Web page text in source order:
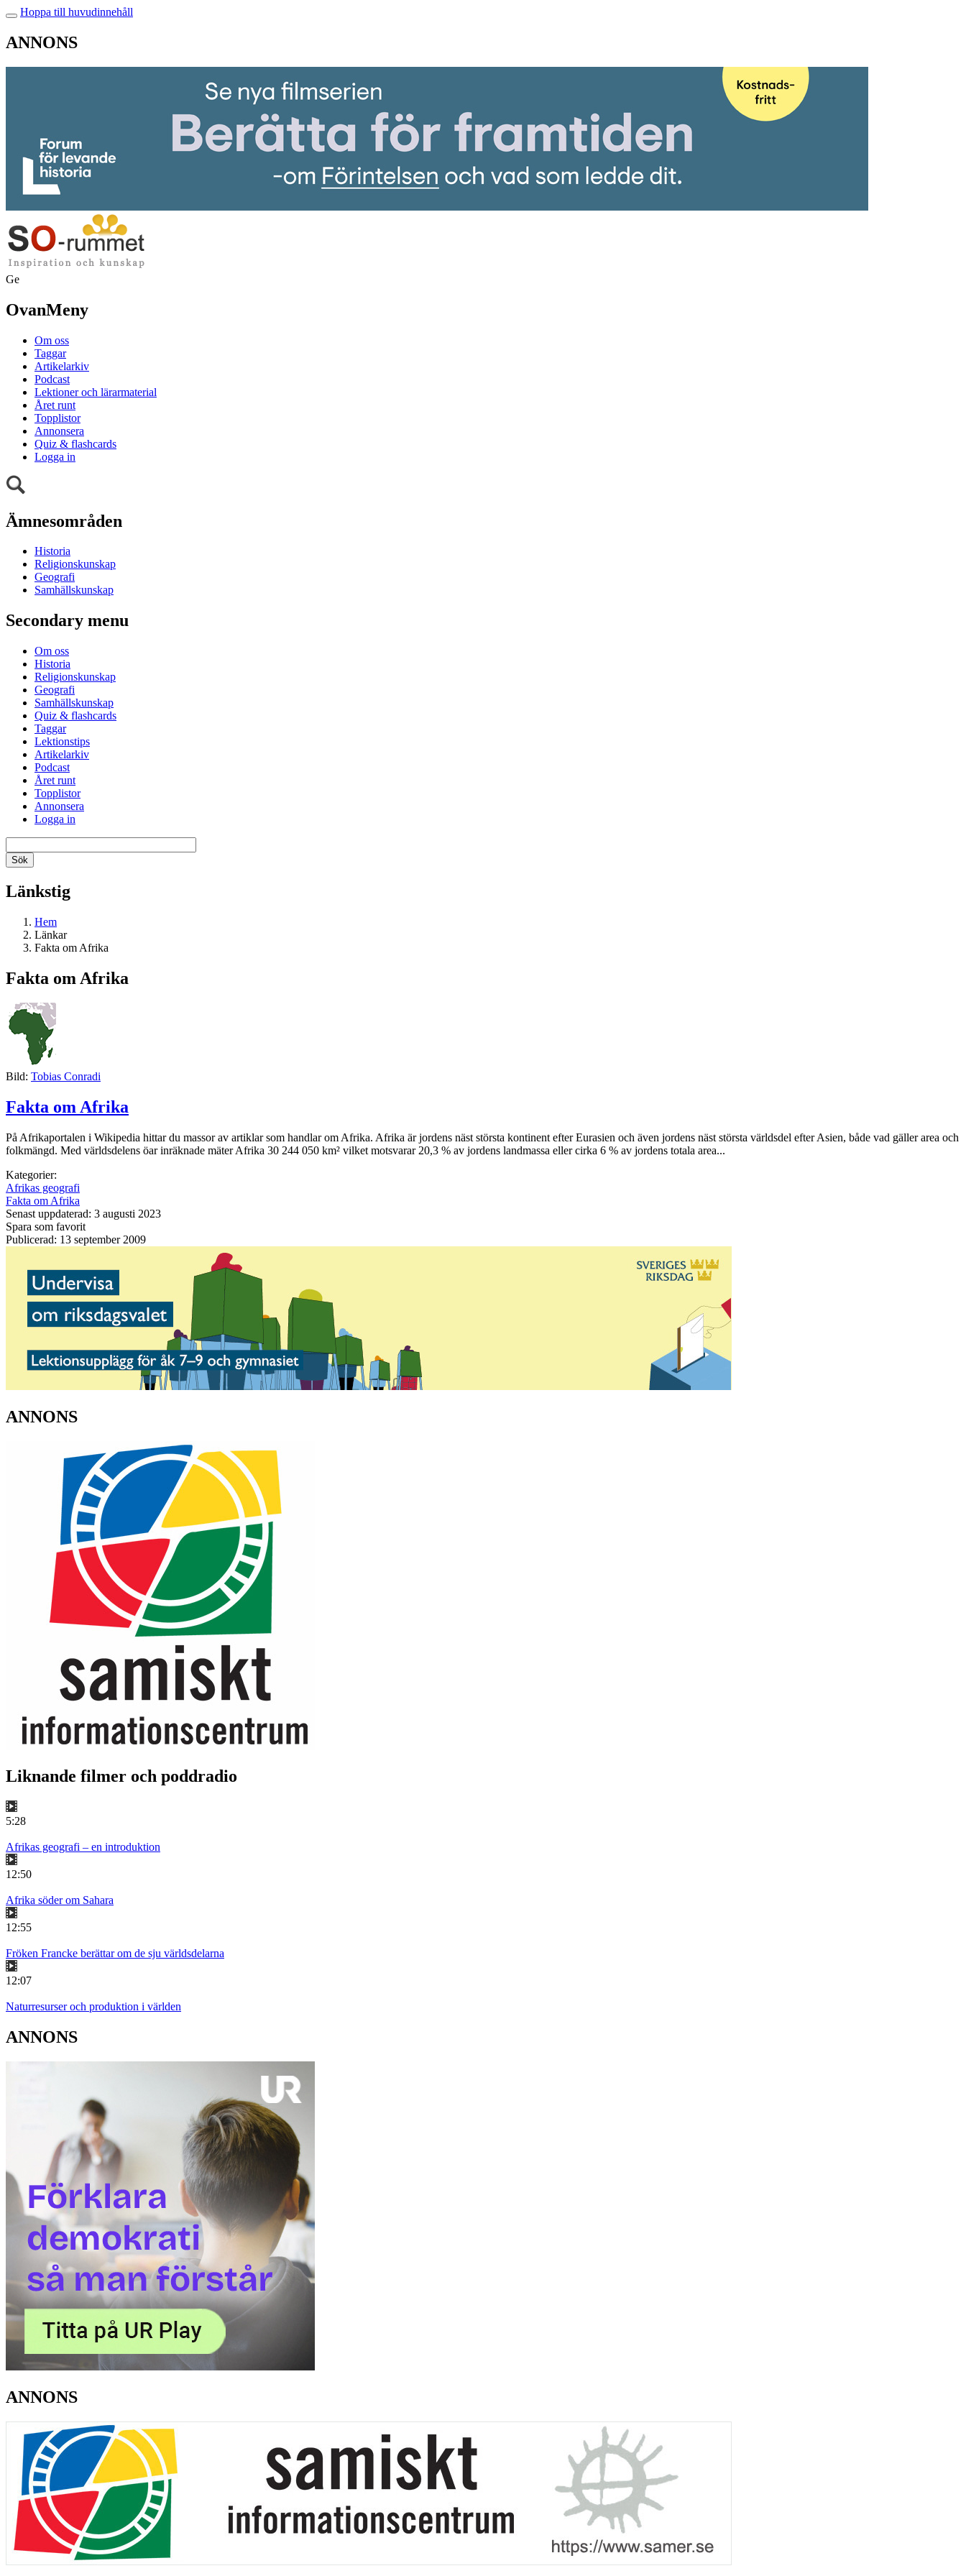
Hoppa till huvudinnehåll
ANNONS
Ge
OvanMeny
Om oss
Taggar
Artikelarkiv
Podcast
Lektioner och lärarmaterial
Året runt
Topplistor
Annonsera
Quiz & flashcards
Logga in
Ämnesområden
Historia
Religionskunskap
Geografi
Samhällskunskap
Secondary menu
Om oss
Historia
Religionskunskap
Geografi
Samhällskunskap
Quiz & flashcards
Taggar
Lektionstips
Artikelarkiv
Podcast
Året runt
Topplistor
Annonsera
Logga in
Länkstig
Hem
Länkar
Fakta om Afrika
Fakta om Afrika
Bild: Tobias Conradi
Fakta om Afrika
På Afrikaportalen i Wikipedia hittar du massor av artiklar som handlar om Afrika. Afrika är jordens näst största kontinent efter Eurasien och även jordens näst största världsdel efter Asien, både vad gäller area och
folkmängd. Med världsdelens öar inräknade mäter Afrika 30 244 050 km² vilket motsvarar 20,3 % av jordens landmassa eller cirka 6 % av jordens totala area...
Kategorier:
Afrikas geografi
Fakta om Afrika
Senast uppdaterad: 3 augusti 2023
Spara som favorit
Publicerad: 13 september 2009
ANNONS
Liknande filmer och poddradio
5:28
Afrikas geografi – en introduktion
12:50
Afrika söder om Sahara
12:55
Fröken Francke berättar om de sju världsdelarna
12:07
Naturresurser och produktion i världen
ANNONS
ANNONS